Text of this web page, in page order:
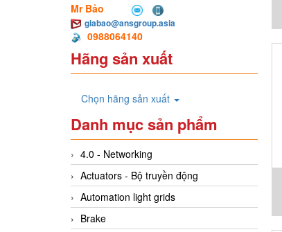
Mr Bảo
giabao@ansgroup.asia
0988064140
Hãng sản xuất
Chọn hãng sản xuất
Danh mục sản phẩm
4.0 - Networking
Actuators - Bộ truyền động
Automation light grids
Brake